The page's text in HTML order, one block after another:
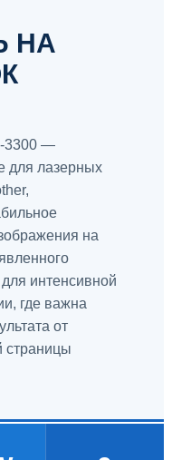
НА
3300 —
для лазерных
на
интенсивной
где важна
от
страницы